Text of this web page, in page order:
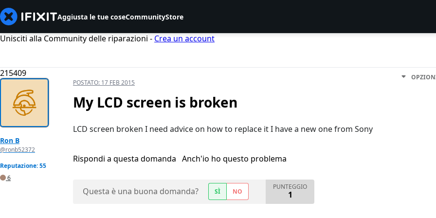
Aggiusta le tue coseCommunityStore
Unisciti alla Community delle riparazioni - Crea un account
215409
Ron B
@ronb52372
Reputazione: 55
6
POSTATO: 17 FEB 2015
My LCD screen is broken
LCD screen broken I need advice on how to replace it I have a new one from Sony
Rispondi a questa domanda Anch'io ho questo problema
Questa è una buona domanda? SÌ NO
PUNTEGGIO
1